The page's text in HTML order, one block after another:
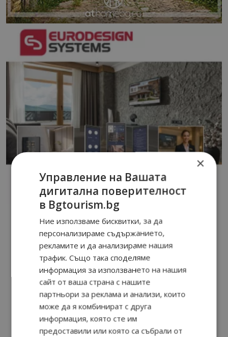
×
Управление на Вашата
дигитална поверителност
в Bgtourism.bg
Ние използваме бисквитки, за да
персонализираме съдържанието,
рекламите и да анализираме нашия
трафик. Също така споделяме
информация за използването на нашия
сайт от ваша страна с нашите
партньори за реклама и анализи, които
може да я комбинират с друга
информация, която сте им
предоставили или която са събрали от